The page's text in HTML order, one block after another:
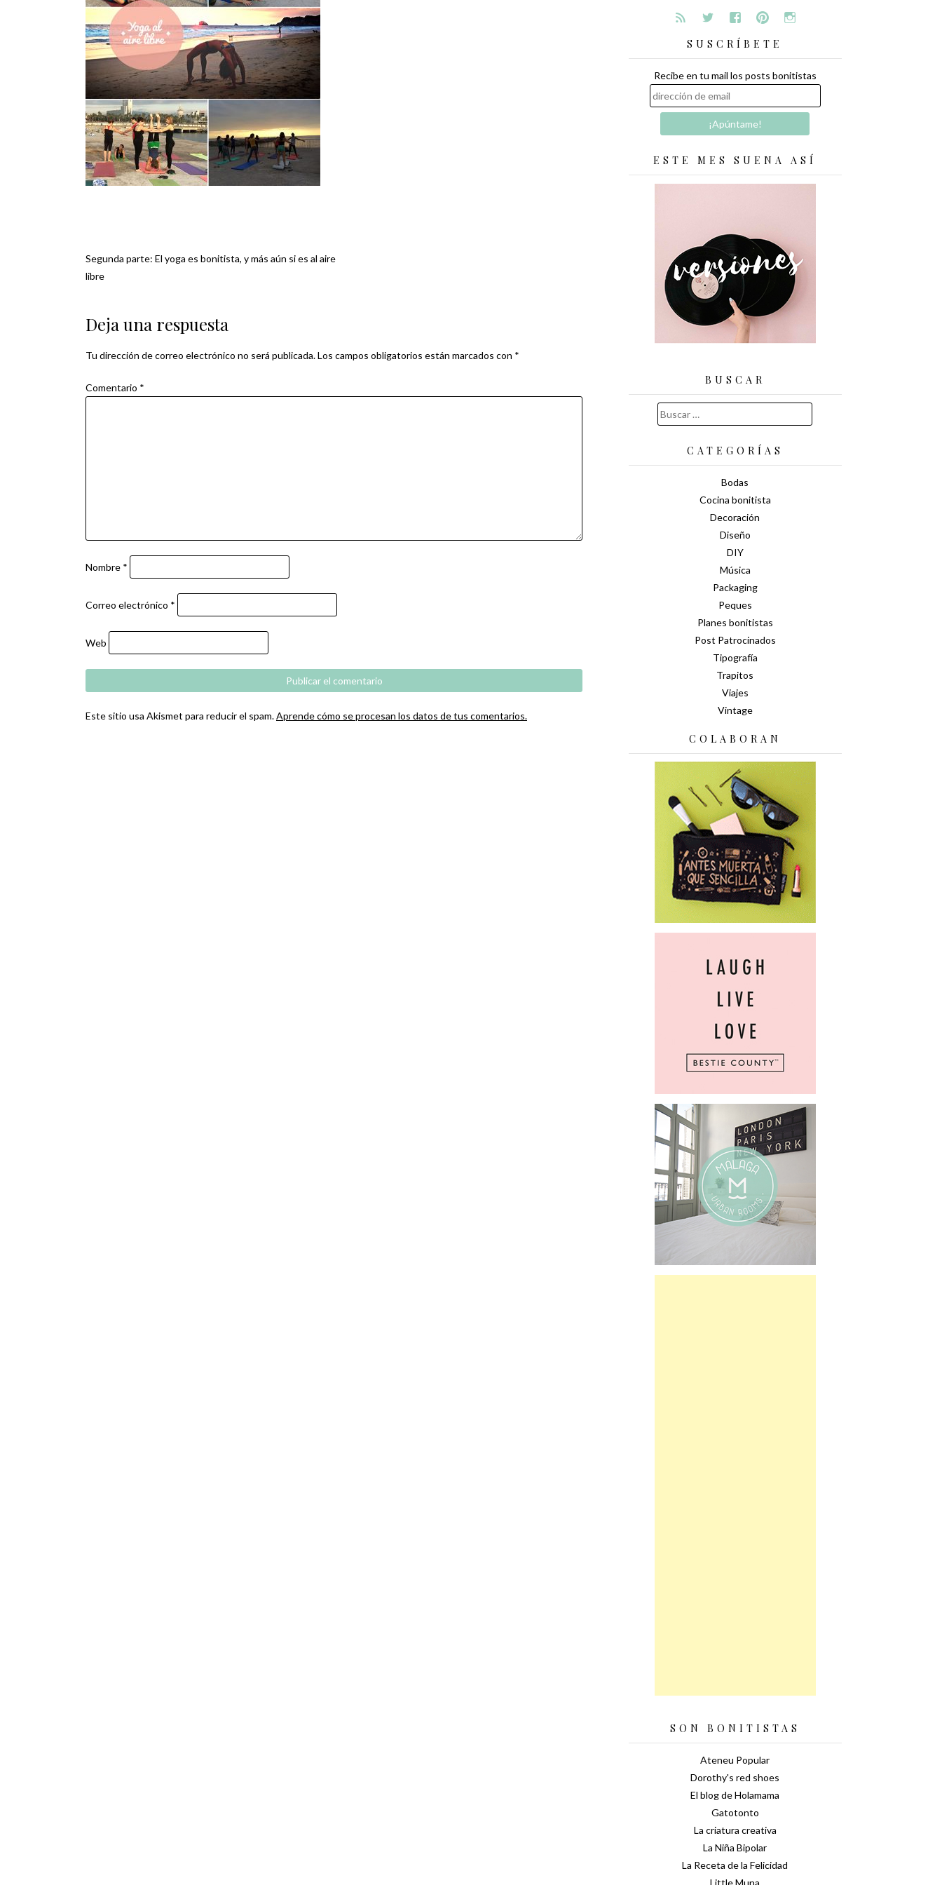
Navegación
Segunda parte: El yoga es bonitista, y más aún si es al aire
libre
Deja una respuesta
Tu dirección de correo electrónico no será publicada.Los campos obligatorios están marcados con *
Comentario *
Nombre *
Correo electrónico *
Web
Este sitio usa Akismet para reducir el spam.Aprende cómo se procesan los datos de tus comentarios.
SUSCRÍBETE
Recibe en tu mail los posts bonitistas
ESTE MES SUENA ASÍ
BUSCAR
Buscar:
CATEGORÍAS
Bodas
Cocina bonitista
Decoración
Diseño
DIY
Música
Packaging
Peques
Planes bonitistas
Post Patrocinados
Tipografía
Trapitos
Viajes
Vintage
COLABORAN
SON BONITISTAS
Ateneu Popular
Dorothy's red shoes
El blog de Holamama
Gatotonto
La criatura creativa
La Niña Bipolar
La Receta de la Felicidad